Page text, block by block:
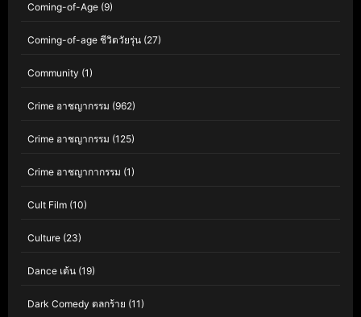
Coming-of-Age (9)
Coming-of-age ชีวิตวัยรุ่น (27)
Community (1)
Crime อาชญากรรม (962)
Crime อาชญากรรม (125)
Crime อาชญากากรรม (1)
Cult Film (10)
Culture (23)
Dance เต้น (19)
Dark Comedy ตลกร้าย (11)